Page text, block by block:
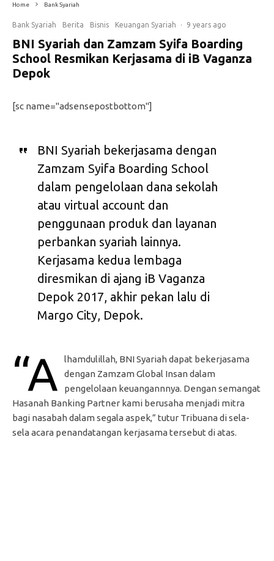
Home Bank Syariah
Bank Syariah Berita Bisnis Keuangan Syariah · 9 years ago
BNI Syariah dan Zamzam Syifa Boarding
School Resmikan Kerjasama di iB Vaganza
Depok
[sc name="adsensepostbottom"]
BNI Syariah bekerjasama dengan
Zamzam Syifa Boarding School
dalam pengelolaan dana sekolah
atau virtual account dan
penggunaan produk dan layanan
perbankan syariah lainnya.
Kerjasama kedua lembaga
diresmikan di ajang iB Vaganza
Depok 2017, akhir pekan lalu di
Margo City, Depok.
“A
lhamdulillah, BNI Syariah dapat bekerjasama
dengan Zamzam Global Insan dalam
pengelolaan keuangannnya. Dengan semangat
Hasanah Banking Partner kami berusaha menjadi mitra
bagi nasabah dalam segala aspek,” tutur Tribuana di sela-
sela acara penandatangan kerjasama tersebut di atas.